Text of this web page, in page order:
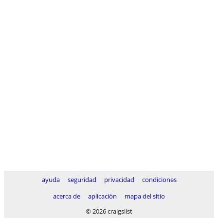
ayuda seguridad privacidad
condiciones
acerca de
aplicación
mapa del sitio
© 2026 craigslist